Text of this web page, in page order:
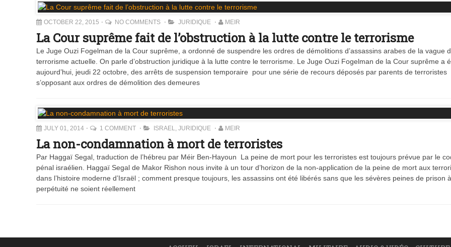
OCTOBER 22, 2015 NO COMMENTS JURIDIQUE MEIR
La Cour suprême fait de l’obstruction à la lutte contre le terrorisme
Le Juge Ouzi Fogelman de la Cour suprême, a ordonné de suspendre les ordres de démolitions d’assassins arabes de la vague
terrorisme actuelle. On parle d’obstruction juridique à la lutte contre le terrorisme. Le Juge Ouzi Fogelman de la Cour suprême a
aujourd’hui, jeudi 22 octobre, des arrêts de suspension temporaire pour une série de recours déposés par parents de terroristes
s’opposant aux ordres de démolition des demeures
JULY 01, 2014 1 COMMENT ISRAEL, JURIDIQUE MEIR
La non-condamnation à mort de terroristes
Par Haggaï Segal, traduction de l’hébreu par Méir Ben-Hayoun La peine de mort pour les terroristes est toujours prévue par le
pénal israélien. Haggaï Segal de Makor Rishon nous invite à un tour d’horizon de la non-application de la peine de mort aux
dans l’histoire moderne d’Israël ; comment presque toujours, les assassins ont été libérés sans que les sévères peines de prison à
perpétuité ne soient réellement